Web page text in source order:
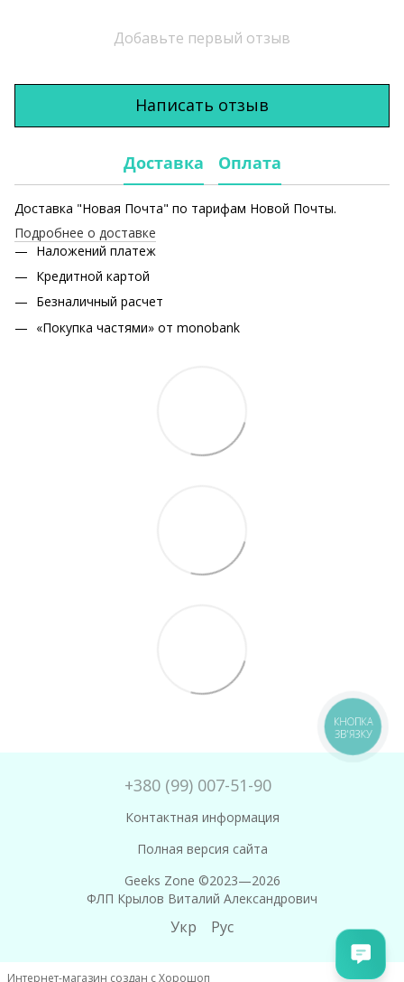
Добавьте первый отзыв
Написать отзыв
Доставка Оплата
Доставка "Новая Почта" по тарифам Новой Почты.
Подробнее о доставке
Наложений платеж
Кредитной картой
Безналичный расчет
«Покупка частями» от monobank
+380 (99) 007-51-90
Контактная информация
Полная версия сайта
Geeks Zone ©2023—2026
ФЛП Крылов Виталий Александрович
Укр Рус
Интернет-магазин создан с Хорошоп
КНОПКА
ЗВ'ЯЗКУ